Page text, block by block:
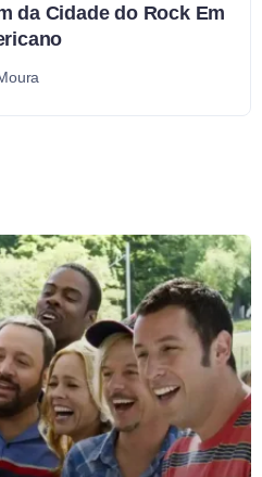
da Cidade do Rock Em